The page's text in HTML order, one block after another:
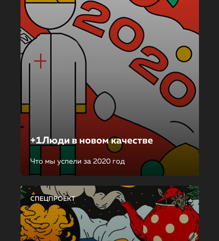
+1Люди в новом качестве
Что мы успели за 2020 год
СПЕЦПРОЕКТ